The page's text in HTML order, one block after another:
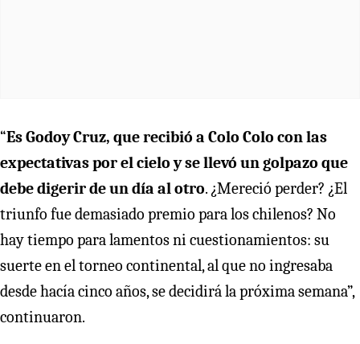
“Es Godoy Cruz, que recibió a Colo Colo con las
expectativas por el cielo y se llevó un golpazo que
debe digerir de un día al otro. ¿Mereció perder? ¿El
triunfo fue demasiado premio para los chilenos? No
hay tiempo para lamentos ni cuestionamientos: su
suerte en el torneo continental, al que no ingresaba
desde hacía cinco años, se decidirá la próxima semana”,
continuaron.